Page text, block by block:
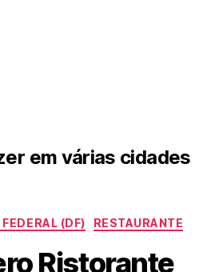
em várias cidades
Categorias
(DF) RESTAURANTE
Ristorante